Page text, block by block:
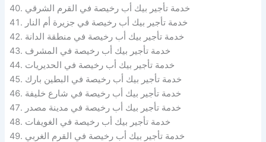
خدمة تأجير بيك أب رخيصة في القرم الشرقي
خدمة تأجير بيك أب رخيصة في جزيرة أم النار
خدمة تأجير بيك أب رخيصة في منطقة الدانة
خدمة تأجير بيك أب رخيصة في المشرف
خدمة تأجير بيك أب رخيصة في الحديريات
خدمة تأجير بيك أب رخيصة في البطين بارك
خدمة تأجير بيك أب رخيصة في شارع خليفة
خدمة تأجير بيك أب رخيصة في مدينة مصدر
خدمة تأجير بيك أب رخيصة في الغويفات
خدمة تأجير بيك أب رخيصة في القرم الغربي